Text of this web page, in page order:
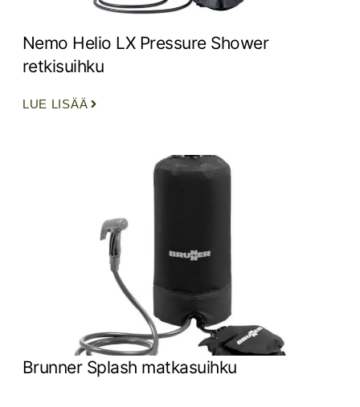
Nemo Helio LX Pressure Shower
retkisuihku
LUE LISÄÄ
Brunner Splash matkasuihku